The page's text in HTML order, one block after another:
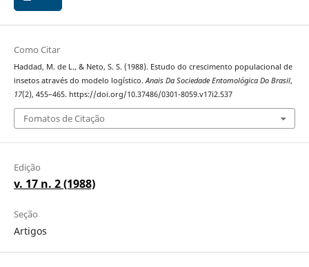
Como Citar
Haddad, M. de L., & Neto, S. S. (1988). Estudo do crescimento populacional de
insetos através do modelo logístico. Anais Da Sociedade Entomológica Do Brasil,
17(2), 455–465. https://doi.org/10.37486/0301-8059.v17i2.537
Fomatos de Citação
Edição
v. 17 n. 2 (1988)
Seção
Artigos